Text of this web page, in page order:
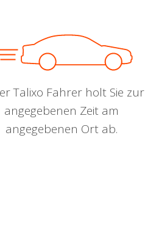
Talixo Fahrer holt Sie zur
angegebenen Zeit am
angegebenen Ort ab.